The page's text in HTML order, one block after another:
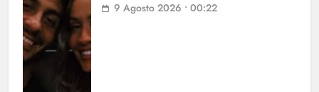
9 Agosto 2026 • 00:22